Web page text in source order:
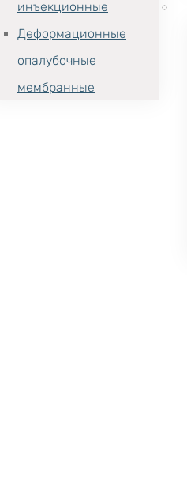
инъекционные
Деформационные
опалубочные
мембранные